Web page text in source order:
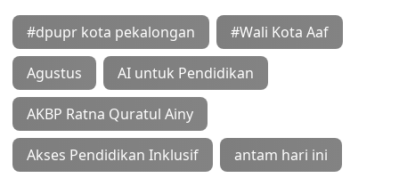
#dpupr kota pekalongan #Wali Kota Aaf
Agustus AI untuk Pendidikan
AKBP Ratna Quratul Ainy
Akses Pendidikan Inklusif antam hari ini